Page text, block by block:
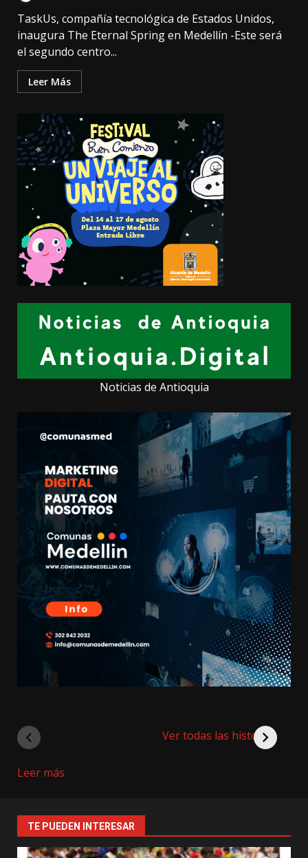
TaskUs, compañía tecnológica de Estados Unidos,
inaugura The Eternal Spring en Medellín -Este será
el segundo centro...
Leer Más
Noticias de Antioquia
Ver todas las historias
Leer más
Medellin
TE PUEDEN INTERESAR